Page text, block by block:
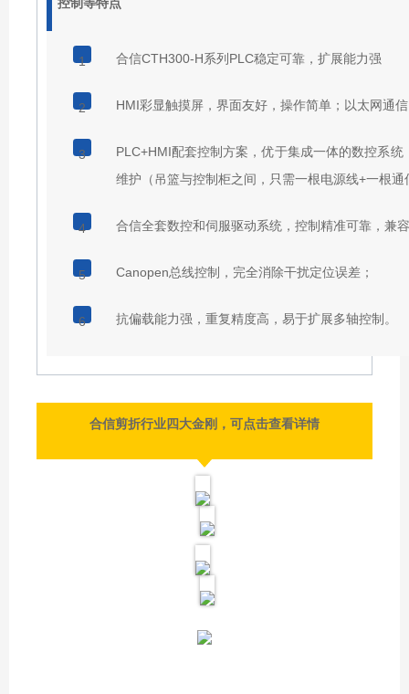
1 合信CTH300-H系列PLC稳定可靠，扩展能力强
2 HMI彩显触摸屏，界面友好，操作简单；以太网通
3
PLC+HMI配套控制方案，优于集成一体的数控系统
维护（吊篮与控制柜之间，只需一根电源线+一根通
4 合信全套数控和伺服驱动系统，控制精准可靠，兼
5 Canopen总线控制，完全消除干扰定位误差；
6 抗偏载能力强，重复精度高，易于扩展多轴控制。
合信剪折行业四大金刚，可点击查看详情